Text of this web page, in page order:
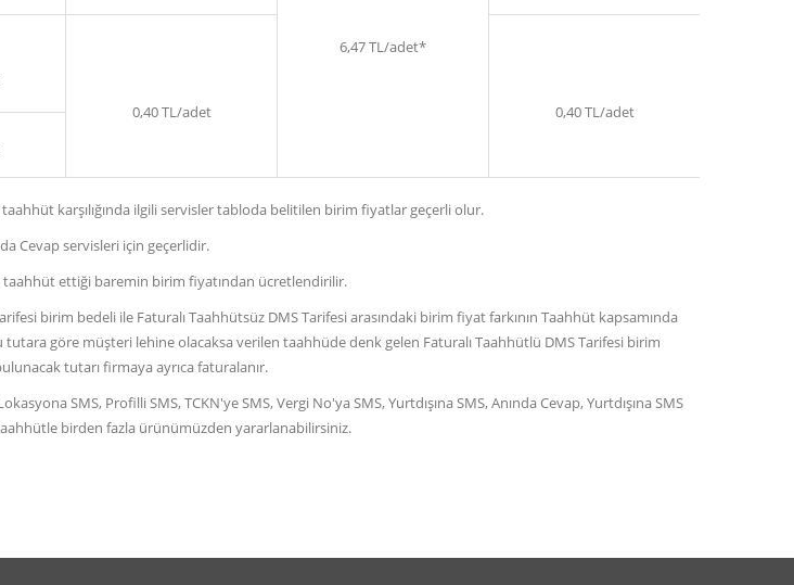
6,47 TL/adet*
0,40 TL/adet
0,40 TL/adet
karşılığında ilgili servisler tabloda belitilen birim fiyatlar geçerli olur.
Cevap servisleri için geçerlidir.
ettiği baremin birim fiyatından ücretlendirilir.
birim bedeli ile Faturalı Taahhütsüz DMS Tarifesi arasındaki birim fiyat farkının Taahhüt kapsamında
göre müşteri lehine olacaksa verilen taahhüde denk gelen Faturalı Taahhütlü DMS Tarifesi birim
tutarı firmaya ayrıca faturalanır.
SMS, Profilli SMS, TCKN'ye SMS, Vergi No'ya SMS, Yurtdışına SMS, Anında Cevap, Yurtdışına SMS
birden fazla ürünümüzden yararlanabilirsiniz.